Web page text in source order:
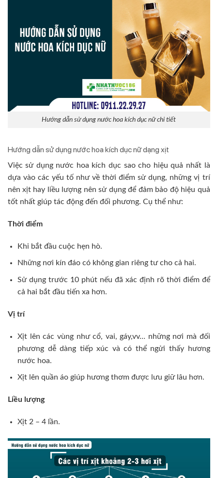
Hướng dẫn sử dụng nước hoa kích dục nữ chi tiết
Hướng dẫn sử dụng nước hoa kích dục nữ dạng xịt
Việc sử dụng nước hoa kích dục sao cho hiệu quả nhất là
dựa vào các yếu tố như về thời điểm sử dụng, những vị trí
nên xịt hay liều lượng nên sử dụng để đảm bảo độ hiệu quả
tốt nhất giúp tác động đến đối phương. Cụ thể như:
Thời điểm
Khi bắt đầu cuộc hẹn hò.
Những nơi kín đáo có không gian riêng tư cho cả hai.
Sử dụng trước 10 phút nếu đã xác định rõ thời điểm để
cả hai bắt đầu tiến xa hơn.
Vị trí
Xịt lên các vùng như cổ, vai, gáy,vv… những nơi mà đối
phương dễ dàng tiếp xúc và có thể ngửi thấy hương
nước hoa.
Xịt lên quần áo giúp hương thơm được lưu giữ lâu hơn.
Liều lượng
Xịt 2 – 4 lần.